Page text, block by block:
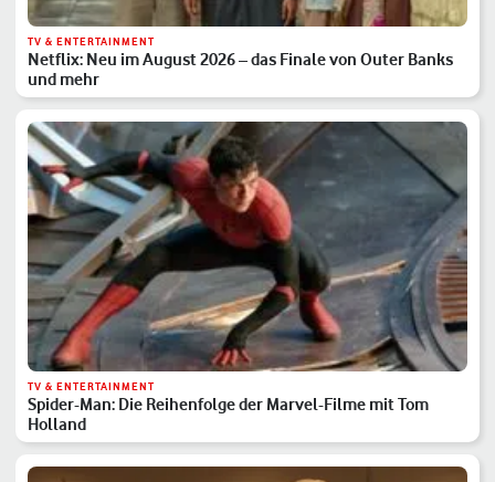
TV & ENTERTAINMENT
Netflix: Neu im August 2026 – das Finale von Outer Banks
und mehr
TV & ENTERTAINMENT
Spider-Man: Die Reihenfolge der Marvel-Filme mit Tom
Holland